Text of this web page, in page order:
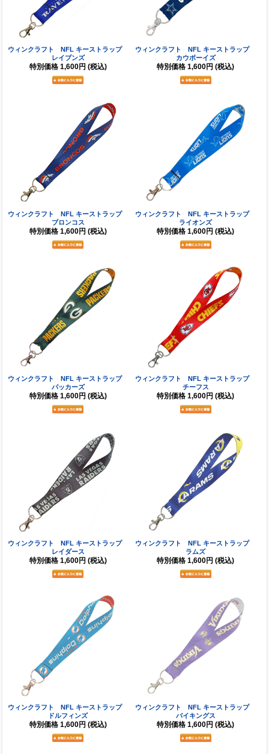
ウィンクラフト NFL キーストラップ
レイブンズ
特別価格 1,600円 (税込)
ウィンクラフト NFL キーストラップ
カウボーイズ
特別価格 1,600円 (税込)
ウィンクラフト NFL キーストラップ
ブロンコス
特別価格 1,600円 (税込)
ウィンクラフト NFL キーストラップ
ライオンズ
特別価格 1,600円 (税込)
ウィンクラフト NFL キーストラップ
パッカーズ
特別価格 1,600円 (税込)
ウィンクラフト NFL キーストラップ
チーフス
特別価格 1,600円 (税込)
ウィンクラフト NFL キーストラップ
レイダース
特別価格 1,600円 (税込)
ウィンクラフト NFL キーストラップ
ラムズ
特別価格 1,600円 (税込)
ウィンクラフト NFL キーストラップ
ドルフィンズ
特別価格 1,600円 (税込)
ウィンクラフト NFL キーストラップ
バイキングス
特別価格 1,600円 (税込)